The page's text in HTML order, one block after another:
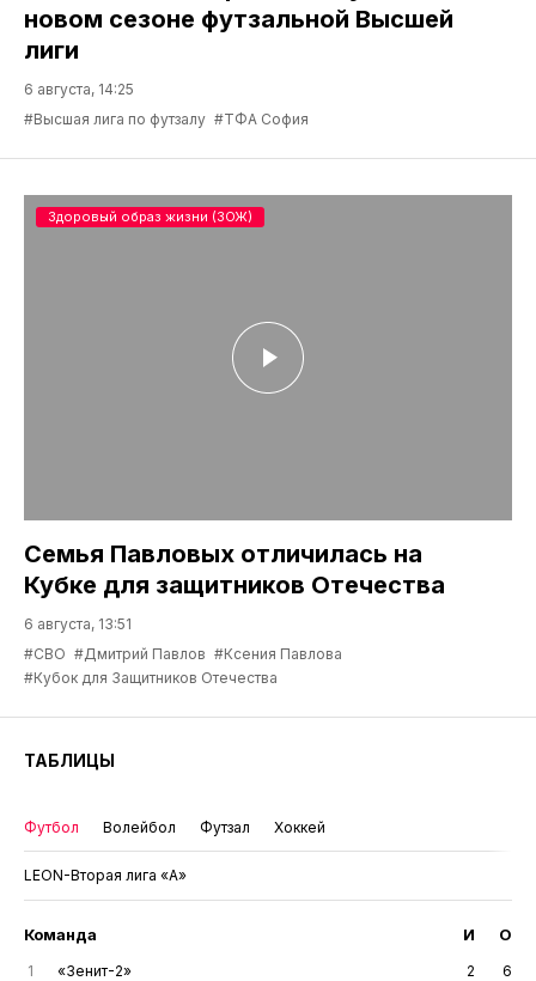
новом сезоне футзальной Высшей
лиги
6 августа, 14:25
#Высшая лига по футзалу #ТФА София
Семья Павловых отличилась на
Кубке для защитников Отечества
6 августа, 13:51
#СВО #Дмитрий Павлов #Ксения Павлова
#Кубок для Защитников Отечества
Здоровый образ жизни (ЗОЖ)
ТАБЛИЦЫ
Футбол Волейбол Футзал Хоккей
LEON-Вторая лига «А»
Команда И О
1 «Зенит-2» 2
6